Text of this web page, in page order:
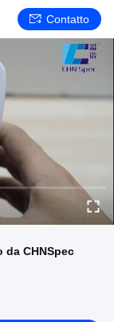
Contatto
da CHNSpec